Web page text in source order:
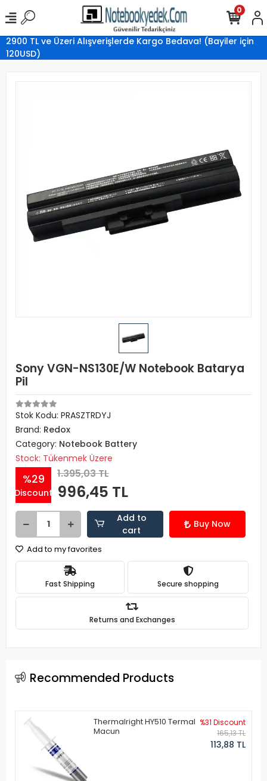
2900 TL ve Üzeri Alışverişlerde Kargo Bedava! (Bayiler için
120USD)
0
Sony VGN-NS130E/W Notebook Batarya
Pil
Stok Kodu: PRASZTRDYJ
Brand: Redox
Category: Notebook Battery
Stock: Tükenmek Üzere
%29
Discount
1.395,03 TL
996,45 TL
Add to
cart
Buy Now
Add to my favorites
Fast Shipping Secure shopping
Returns and Exchanges
Recommended Products
Thermalright HY510 Termal
Macun
%31 Discount
165,13 TL
113,88 TL